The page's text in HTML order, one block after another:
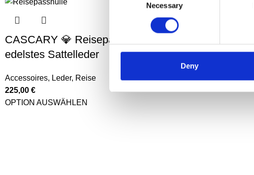
Necessary
Deny
CASCARY 💎 Reisepasshülle –
edelstes Sattelleder
Accessoires, Leder, Reise
225,00 €
OPTION AUSWÄHLEN
Accessoires